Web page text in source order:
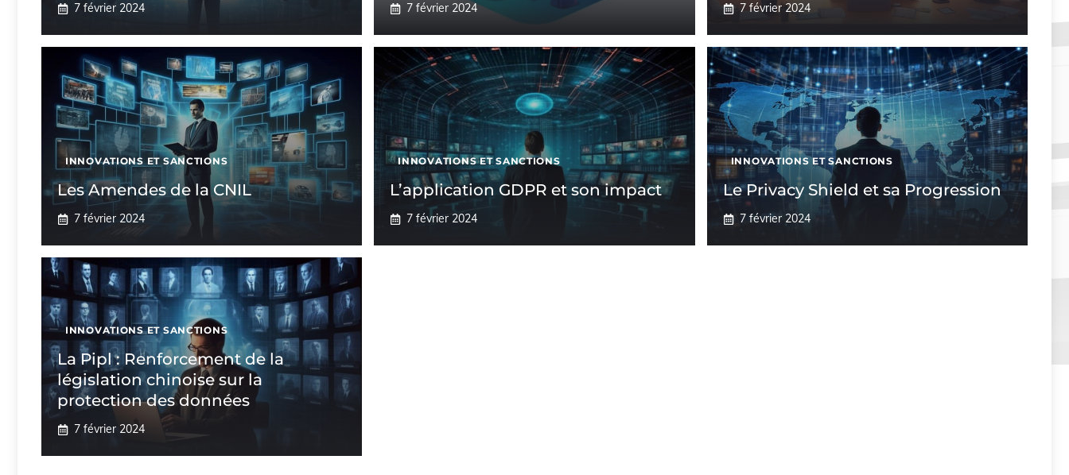
7 février 2024 7 février 2024 7 février 2024
INNOVATIONS ET SANCTIONS
Les Amendes de la CNIL
7 février 2024
INNOVATIONS ET SANCTIONS
L’application GDPR et son impact
7 février 2024
INNOVATIONS ET SANCTIONS
Le Privacy Shield et sa Progression
7 février 2024
INNOVATIONS ET SANCTIONS
La Pipl : Renforcement de la
législation chinoise sur la
protection des données
7 février 2024